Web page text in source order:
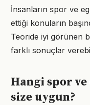
İnsanların spor ve
ettiği konuların
Teoride iyi görünen
farklı sonuçlar
Hangi spor ve
size uygun?